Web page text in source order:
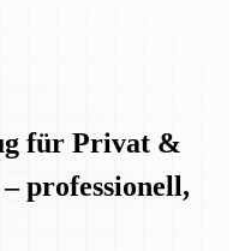
für Privat &
professionell,